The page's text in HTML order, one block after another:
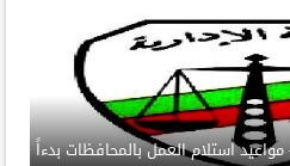
استلام العمل بالمحافظات بدءاً